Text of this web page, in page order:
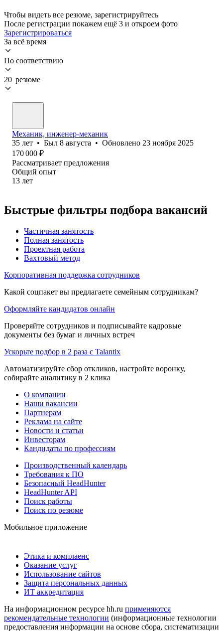
Чтобы видеть все резюме, зарегистрируйтесь
После регистрации покажем ещё 3 и откроем фото
Зарегистрироваться
За всё время
По соответствию
20 резюме
Механик, инженер-механик
35 лет • Был 8 августа • Обновлено 23 ноября 2025
170 000 ₽
Рассматривает предложения
Общий опыт
13 лет
Быстрые фильтры подбора вакансий
Частичная занятость
Полная занятость
Проектная работа
Вахтовый метод
Корпоративная поддержка сотрудников
Какой соцпакет вы предлагаете семейным сотрудникам?
Оформляйте кандидатов онлайн
Проверяйте сотрудников и подписывайте кадровые
документы без бумаг и личных встреч
Ускорьте подбор в 2 раза с Talantix
Автоматизируйте сбор откликов, настройте воронку,
собирайте аналитику в 2 клика
О компании
Наши вакансии
Партнерам
Реклама на сайте
Новости и статьи
Инвесторам
Кандидаты по профессиям
Производственный календарь
Требования к ПО
Безопасный HeadHunter
HeadHunter API
Поиск работы
Поиск по резюме
Мобильное приложение
Этика и комплаенс
Оказание услуг
Использование сайтов
Защита персональных данных
ИТ аккредитация
На информационном ресурсе hh.ru применяются
рекомендательные технологии (информационные технологии
предоставления информации на основе сбора, систематизации